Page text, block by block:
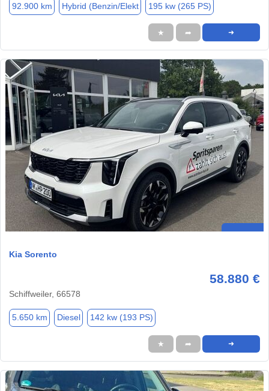
92.900 km Hybrid (Benzin/Elekt 195 kw (265 PS)
★ ➦ ➜
Kia Sorento
58.880 €
Schiffweiler, 66578
5.650 km Diesel 142 kw (193 PS)
★ ➦ ➜